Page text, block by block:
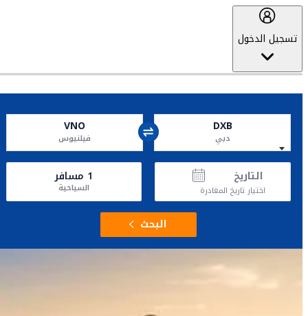
تسجيل الدخول
DXB
دبي
VNO
فيلنيوس
التاريخ
اختيار تاريخ المغادرة
1 مسافر
السياحية
البحث